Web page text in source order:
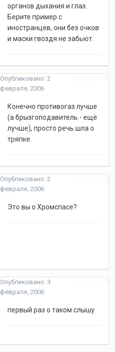
органов дыхания и глаз.
Берите пример с
иностранцев, они без очков
и маски гвоздя не забьют.
Опубликовано: 2
февраля, 2006
Конечно противогаз лучше
(а брызгоподавитель - ещё
лучше), просто речь шла о
тряпке.
Опубликовано: 2
февраля, 2006
Это вы о Хромспасе?
Опубликовано: 3
февраля, 2006
первый раз о таком слышу